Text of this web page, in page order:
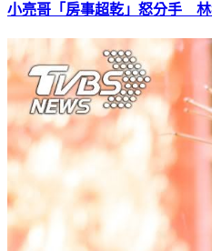
小亮哥「房事超乾」怒分手